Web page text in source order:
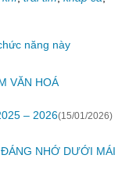
năng này
VĂN HOÁ
– 2026(15/01/2026)
NHỚ DƯỚI MÁI